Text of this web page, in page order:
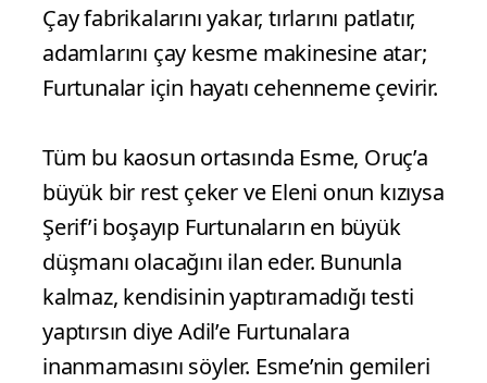
Çay fabrikalarını yakar, tırlarını patlatır,
adamlarını çay kesme makinesine atar;
Furtunalar için hayatı cehenneme çevirir.
Tüm bu kaosun ortasında Esme, Oruç’a
büyük bir rest çeker ve Eleni onun kızıysa
Şerif’i boşayıp Furtunaların en büyük
düşmanı olacağını ilan eder. Bununla
kalmaz, kendisinin yaptıramadığı testi
yaptırsın diye Adil’e Furtunalara
inanmamasını söyler. Esme’nin gemileri